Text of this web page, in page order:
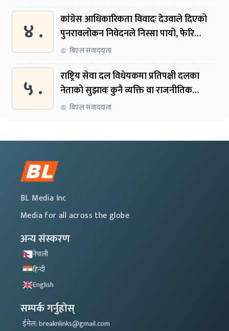
४ .
कांग्रेस आधिकारिकता विवादः देउवाले दिएको
पुनरावलोकन निवेदनले निस्सा पायो, फेरि
सुरुदेखि सुनुवाइ हुने
बिएल संवाददाता
५ .
राष्ट्रिय सेवा दल विधेयकमा प्रतिपक्षी दलका
नेताको सुझावः कुनै व्यक्ति वा राजनीतिक
नेतृत्वबाट निर्देशित हुने संस्था नबनोस्
बिएल संवाददाता
BL Media Inc
Media for all across the globe
अन्य संस्करण
नेपाली
हिन्दी
English
सम्पर्क गर्नुहोस्
ईमेल: breaknlinks@gmail.com